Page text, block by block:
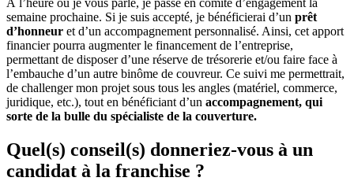
À l’heure où je vous parle, je passe en comité d’engagement la
semaine prochaine. Si je suis accepté, je bénéficierai d’un prêt
d’honneur et d’un accompagnement personnalisé. Ainsi, cet apport
financier pourra augmenter le financement de l’entreprise,
permettant de disposer d’une réserve de trésorerie et/ou faire face à
l’embauche d’un autre binôme de couvreur. Ce suivi me permettrait,
de challenger mon projet sous tous les angles (matériel, commerce,
juridique, etc.), tout en bénéficiant d’un accompagnement, qui
sorte de la bulle du spécialiste de la couverture.
Quel(s) conseil(s) donneriez-vous à un
candidat à la franchise ?